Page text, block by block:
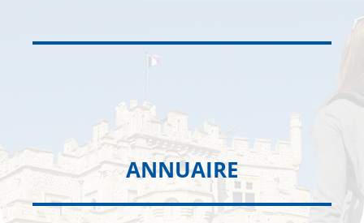
ANNUAIRE